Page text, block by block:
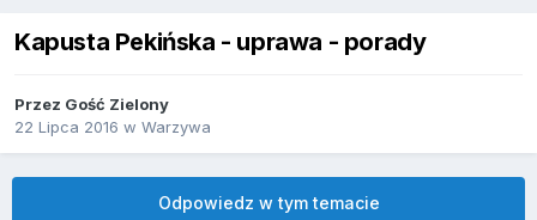
Kapusta Pekińska - uprawa - porady
Przez Gość Zielony
22 Lipca 2016 w Warzywa
Odpowiedz w tym temacie